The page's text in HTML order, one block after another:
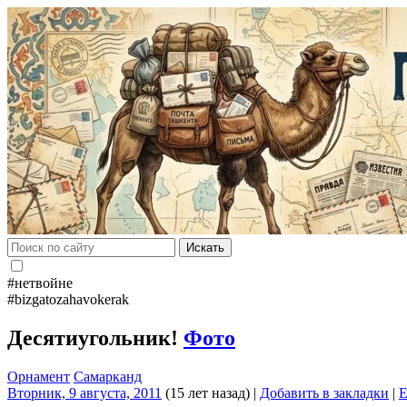
Искать
#нетвойне
#bizgatozahavokerak
Десятиугольник! Фото
Орнамент Самарканд
Вторник, 9 августа, 2011 (15 лет назад) | Добавить в закладки |